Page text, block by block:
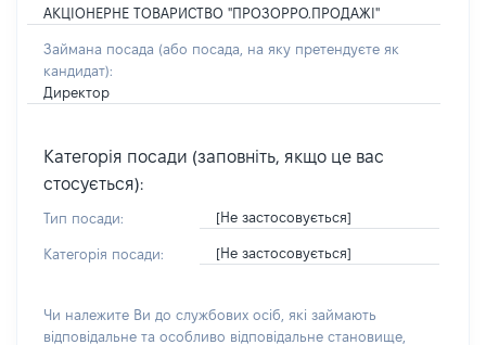
АКЦІОНЕРНЕ ТОВАРИСТВО "ПРОЗОРРО.ПРОДАЖІ"
Займана посада (або посада, на яку претендуєте як
кандидат):
Директор
Категорія посади (заповніть, якщо це вас
стосується):
Тип посади: [Не застосовується]
Категорія посади: [Не застосовується]
Чи належите Ви до службових осіб, які займають
відповідальне та особливо відповідальне становище,